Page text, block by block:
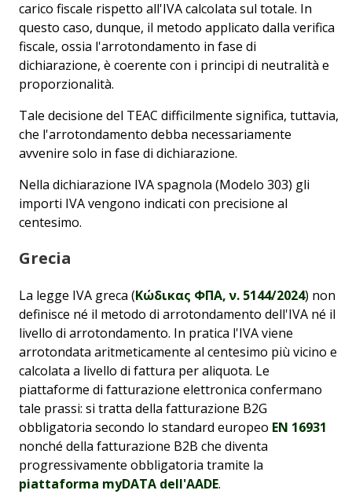
carico fiscale rispetto all'IVA calcolata sul totale. In
questo caso, dunque, il metodo applicato dalla verifica
fiscale, ossia l'arrotondamento in fase di
dichiarazione, è coerente con i principi di neutralità e
proporzionalità.
Tale decisione del TEAC difficilmente significa, tuttavia,
che l'arrotondamento debba necessariamente
avvenire solo in fase di dichiarazione.
Nella dichiarazione IVA spagnola (Modelo 303) gli
importi IVA vengono indicati con precisione al
centesimo.
Grecia
La legge IVA greca (Κώδικας ΦΠΑ, ν. 5144/2024) non
definisce né il metodo di arrotondamento dell'IVA né il
livello di arrotondamento. In pratica l'IVA viene
arrotondata aritmeticamente al centesimo più vicino e
calcolata a livello di fattura per aliquota. Le
piattaforme di fatturazione elettronica confermano
tale prassi: si tratta della fatturazione B2G
obbligatoria secondo lo standard europeo EN 16931
nonché della fatturazione B2B che diventa
progressivamente obbligatoria tramite la
piattaforma myDATA dell'AADE.